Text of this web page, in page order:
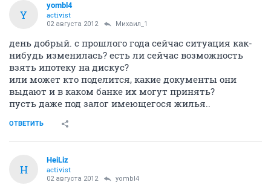
Y
yombl4
activist
02 августа 2012 Михаил_1
день добрый. с прошлого года сейчас ситуация как-
нибудь изменилась? есть ли сейчас возможность
взять ипотеку на дискус?
или может кто поделится, какие документы они
выдают и в каком банке их могут принять?
пусть даже под залог имеющегося жилья..
ОТВЕТИТЬ
H
HeiLiz
activist
02 августа 2012 yombl4